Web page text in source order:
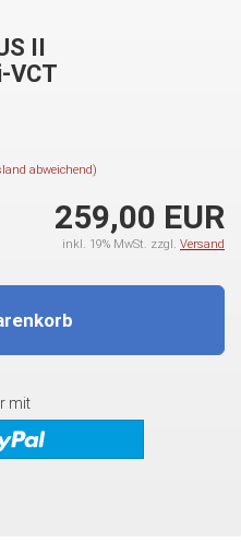
II
VCT
abweichend)
259,00 EUR
inkl. 19% MwSt. zzgl. Versand
mit